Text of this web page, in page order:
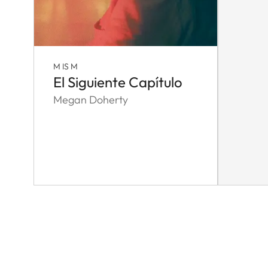
M IS M
El Siguiente Capítulo
Megan Doherty